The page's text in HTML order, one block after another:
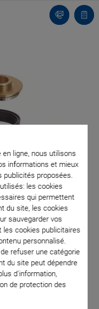
ligne, nous utilisons
informations et mieux
publicités proposées.
les cookies
qui permettent
du site, les cookies
sauvegarder vos
les cookies publicitaires
personnalisé.
refuser une catégorie
du site peut dépendre
d'information,
de protection des
Contact
P-
comma